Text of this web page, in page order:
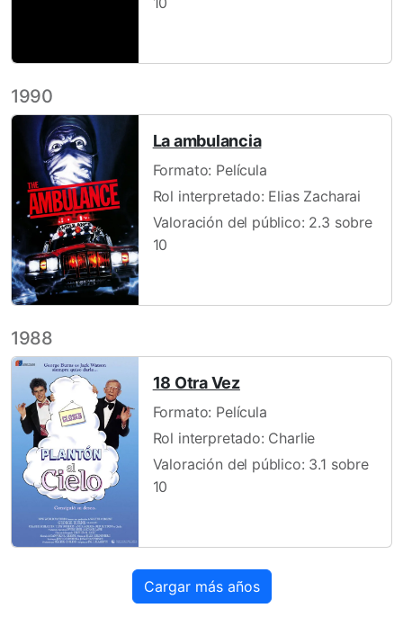
1990
La ambulancia
Formato: Película
Rol interpretado: Elias Zacharai
Valoración del público: 2.3 sobre
10
1988
18 Otra Vez
Formato: Película
Rol interpretado: Charlie
Valoración del público: 3.1 sobre
10
Cargar más años